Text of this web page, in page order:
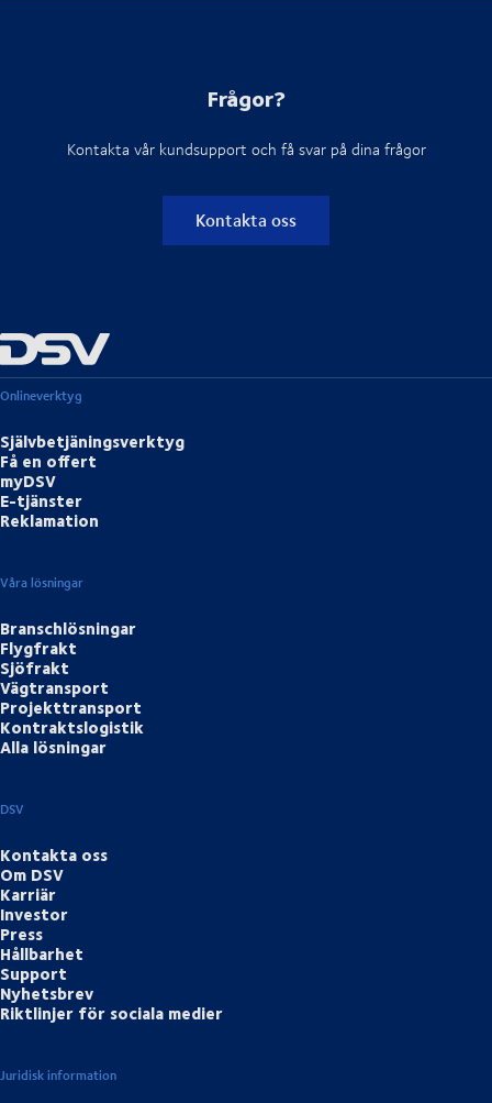
Frågor?
Kontakta vår kundsupport och få svar på dina frågor
Kontakta oss
Onlineverktyg
Självbetjäningsverktyg
Få en offert
myDSV
E-tjänster
Reklamation
Våra lösningar
Branschlösningar
Flygfrakt
Sjöfrakt
Vägtransport
Projekttransport
Kontraktslogistik
Alla lösningar
DSV
Kontakta oss
Om DSV
Karriär
Investor
Press
Hållbarhet
Support
Nyhetsbrev
Riktlinjer för sociala medier
Juridisk information